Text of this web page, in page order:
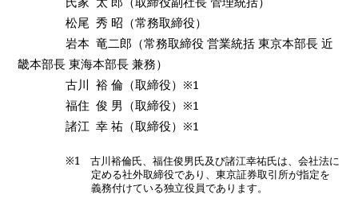
松尾 秀 昭（常務取締役）
岩本 竜二郎（常務取締役 営業統括 東京本部長 近
畿本部長 東海本部長 兼務）
古川 裕 倫（取締役）※1
福住 俊 男（取締役）※1
諸江 幸 祐（取締役）※1
※1 古川裕倫氏、福住俊男氏及び諸江幸祐氏は、会社法に
定める社外取締役であり、 東京証券取引所が指定を
義務付けている独立役員であります。